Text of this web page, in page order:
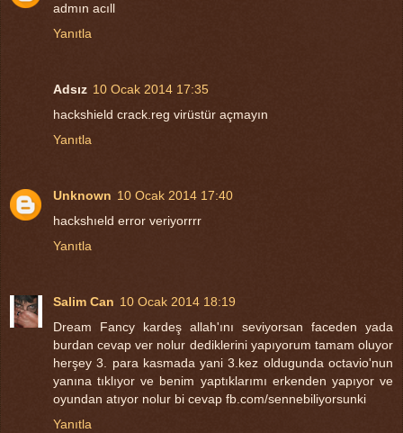
admın acıll
Yanıtla
Adsız 10 Ocak 2014 17:35
hackshield crack.reg virüstür açmayın
Yanıtla
Unknown 10 Ocak 2014 17:40
hackshıeld error veriyorrrr
Yanıtla
Salim Can 10 Ocak 2014 18:19
Dream Fancy kardeş allah'ını seviyorsan faceden yada
burdan cevap ver nolur dediklerini yapıyorum tamam oluyor
herşey 3. para kasmada yani 3.kez oldugunda octavio'nun
yanına tıklıyor ve benim yaptıklarımı erkenden yapıyor ve
oyundan atıyor nolur bi cevap fb.com/sennebiliyorsunki
Yanıtla